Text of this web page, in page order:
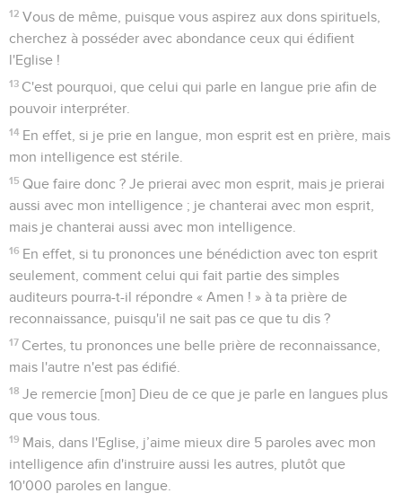
12 Vous de même, puisque vous aspirez aux dons spirituels,
cherchez à posséder avec abondance ceux qui édifient
l'Eglise !
13 C'est pourquoi, que celui qui parle en langue prie afin de
pouvoir interpréter.
14 En effet, si je prie en langue, mon esprit est en prière, mais
mon intelligence est stérile.
15 Que faire donc ? Je prierai avec mon esprit, mais je prierai
aussi avec mon intelligence ; je chanterai avec mon esprit,
mais je chanterai aussi avec mon intelligence.
16 En effet, si tu prononces une bénédiction avec ton esprit
seulement, comment celui qui fait partie des simples
auditeurs pourra-t-il répondre « Amen ! » à ta prière de
reconnaissance, puisqu'il ne sait pas ce que tu dis ?
17 Certes, tu prononces une belle prière de reconnaissance,
mais l'autre n'est pas édifié.
18 Je remercie [mon] Dieu de ce que je parle en langues plus
que vous tous.
19 Mais, dans l'Eglise, j’aime mieux dire 5 paroles avec mon
intelligence afin d'instruire aussi les autres, plutôt que
10'000 paroles en langue.